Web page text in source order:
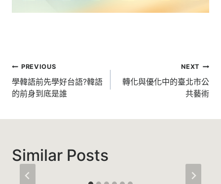
文
章
導
覽
PREVIOUS
學韓語前先學好台語?韓語
的前身到底是誰
NEXT
轉化與優化中的臺北市公
共藝術
Similar Posts